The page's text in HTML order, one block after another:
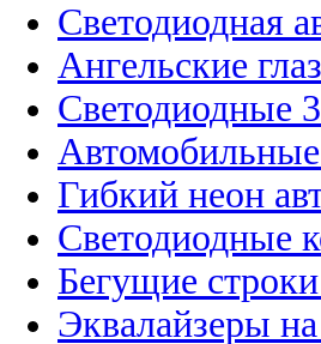
Светодиодная
Ангельские
Светодиодные
Гибкий неон
Светодиодные
Бегущие
Эквалайзеры